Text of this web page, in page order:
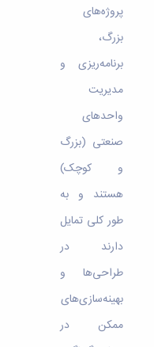
پروژه‌های
بزرگ،
برنامه‌ریزی و
مدیریت
واحدهای
صنعتی (بزرگ
و کوچک)
هستند و به
طور کلی تمایل
دارند در
طراحی‌ها و
بهینه‌سازی‌های
ممکن در